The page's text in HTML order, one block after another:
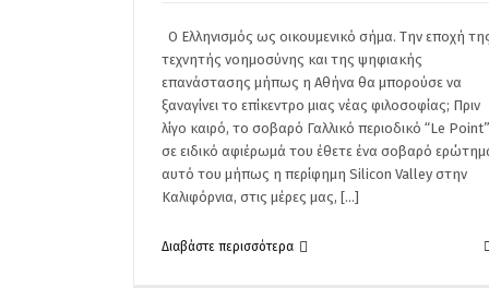
Ο Ελληνισμός ως οικουμενικό σήμα. Την εποχή
τεχνητής νοημοσύνης και της ψηφιακής
επανάστασης μήπως η Αθήνα θα μπορούσε να
ξαναγίνει το επίκεντρο μιας νέας φιλοσοφίας; Πριν
λίγο καιρό, το σοβαρό Γαλλικό περιοδικό “Le Point”
σε ειδικό αφιέρωμά του έθετε ένα σοβαρό
αυτό του μήπως η περίφημη Silicon Valley στην
Καλιφόρνια, στις μέρες μας, [...]
Διαβάστε περισσότερα